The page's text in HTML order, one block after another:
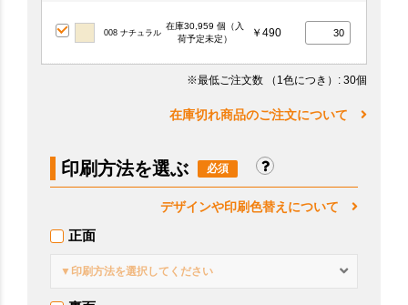
008 ナチュラル
在庫30,959 個（入
荷予定未定）
￥490
※最低ご注文数 （1色につき） : 30個
在庫切れ商品のご注文について
印刷方法を選ぶ
デザインや印刷色替えについて
正面
▼印刷方法を選択してください